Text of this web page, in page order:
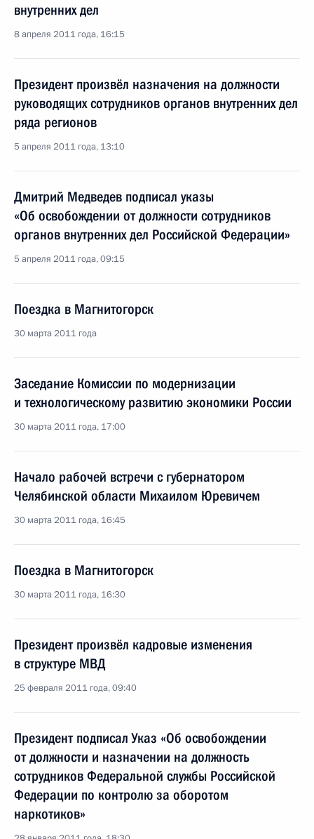
внутренних дел
8 апреля 2011 года, 16:15
Президент произвёл назначения на должности
руководящих сотрудников органов внутренних дел
ряда регионов
5 апреля 2011 года, 13:10
Дмитрий Медведев подписал указы
«Об освобождении от должности сотрудников
органов внутренних дел Российской Федерации»
5 апреля 2011 года, 09:15
Поездка в Магнитогорск
30 марта 2011 года
Заседание Комиссии по модернизации
и технологическому развитию экономики России
30 марта 2011 года, 17:00
Начало рабочей встречи с губернатором
Челябинской области Михаилом Юревичем
30 марта 2011 года, 16:45
Поездка в Магнитогорск
30 марта 2011 года, 16:30
Президент произвёл кадровые изменения
в структуре МВД
25 февраля 2011 года, 09:40
Президент подписал Указ «Об освобождении
от должности и назначении на должность
сотрудников Федеральной службы Российской
Федерации по контролю за оборотом
наркотиков»